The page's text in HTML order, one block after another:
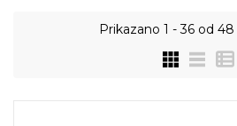
Prikazano 1 - 36od 48